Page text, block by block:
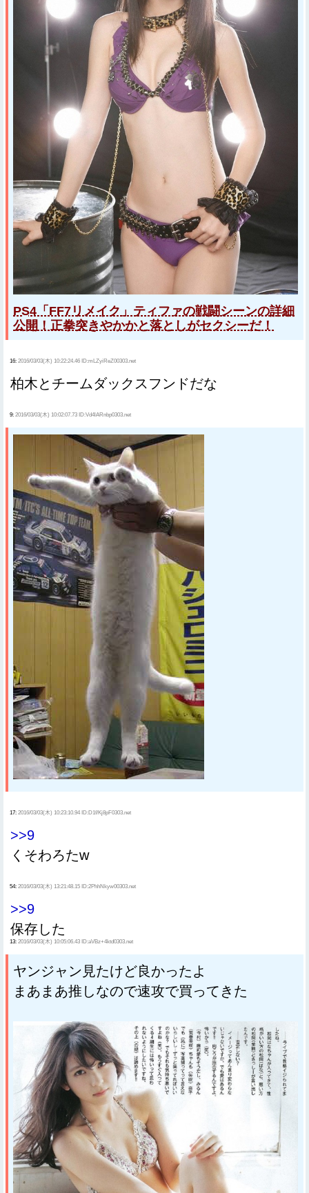
PS4「FF7リメイク」ティファの戦闘シーンの詳細
公開！正拳突きやかかと落としがセクシーだ！
16: 2016/03/03(木) 10:22:24.46 ID:mLZyiReZ00303.net
柏木とチームダックスフンドだな
9: 2016/03/03(木) 10:02:07.73 ID:Vd4lARnbp0303.net
17: 2016/03/03(木) 10:23:10.94 ID:D1f/Kj8pF0303.net
>>9
くそわろたw
54: 2016/03/03(木) 13:21:48.15 ID:2PhhNkyw00303.net
>>9
保存した
13: 2016/03/03(木) 10:05:06.43 ID:aVBz+4ktd0303.net
ヤンジャン見たけど良かったよ
まあまあ推しなので速攻で買ってきた